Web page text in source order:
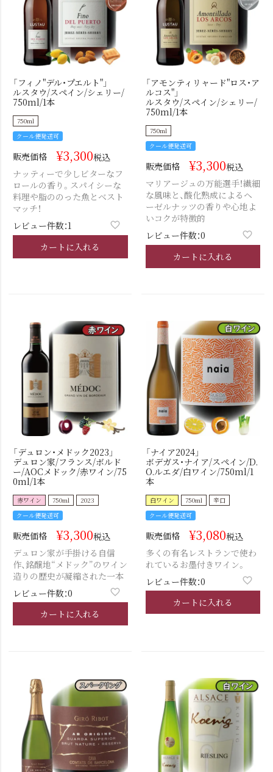
「フィノ"デル・プエルト"」
ルスタウ/スペイン/シェリー/
750ml/1本
750ml
クール便発送可
販売価格 ¥3,300税込
ナッティーで少しビターなフ
ロールの香り。スパイシーな
料理や脂ののった魚とベスト
マッチ！
レビュー件数：1
カートに入れる
「アモンティリャード"ロス・ア
ルコス"」
ルスタウ/スペイン/シェリー/
750ml/1本
750ml
クール便発送可
販売価格 ¥3,300税込
マリアージュの万能選手！繊細
な風味と、酸化熟成によるヘ
ーゼルナッツの香りや心地よ
いコクが特徴的
レビュー件数：0
カートに入れる
「デュロン・メドック2023」
デュロン家/フランス/ボルド
ー/AOCメドック/赤ワイン/75
0ml/1本
赤ワイン 750ml
2023
クール便発送可
販売価格 ¥3,300税込
デュロン家が手掛ける自信
作、銘醸地“メドック”のワイン
造りの歴史が凝縮された一本
レビュー件数：0
カートに入れる
「ナイア2024」
ボデガス・ナイア/スペイン/D.
O.ルエダ/白ワイン/750ml/1
本
白ワイン 750ml
辛口
クール便発送可
販売価格 ¥3,080税込
多くの有名レストランで使わ
れているお墨付きワイン。
レビュー件数：0
カートに入れる